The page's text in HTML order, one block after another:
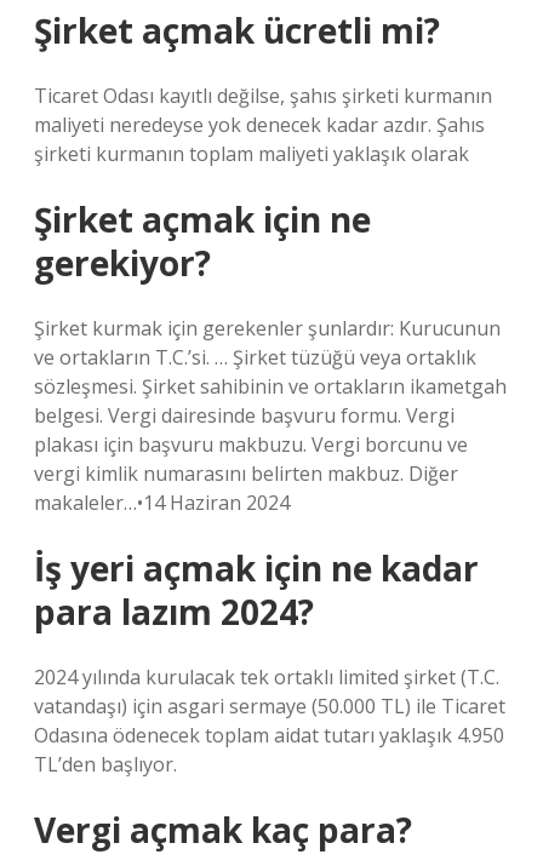
Şirket açmak ücretli mi?
Ticaret Odası kayıtlı değilse, şahıs şirketi kurmanın
maliyeti neredeyse yok denecek kadar azdır. Şahıs
şirketi kurmanın toplam maliyeti yaklaşık olarak
Şirket açmak için ne
gerekiyor?
Şirket kurmak için gerekenler şunlardır: Kurucunun
ve ortakların T.C.’si. … Şirket tüzüğü veya ortaklık
sözleşmesi. Şirket sahibinin ve ortakların ikametgah
belgesi. Vergi dairesinde başvuru formu. Vergi
plakası için başvuru makbuzu. Vergi borcunu ve
vergi kimlik numarasını belirten makbuz. Diğer
makaleler…•14 Haziran 2024
İş yeri açmak için ne kadar
para lazım 2024?
2024 yılında kurulacak tek ortaklı limited şirket (T.C.
vatandaşı) için asgari sermaye (50.000 TL) ile Ticaret
Odasına ödenecek toplam aidat tutarı yaklaşık 4.950
TL’den başlıyor.
Vergi açmak kaç para?